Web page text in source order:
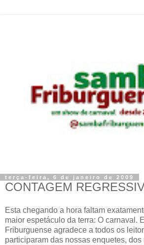
terça-feira, 6 de janeiro de 2009
CONTAGEM
Esta chegando a hora faltam
maior espetáculo da terra: O carnaval.
Friburguense agradece a todos os
participaram das nossas enquetes,